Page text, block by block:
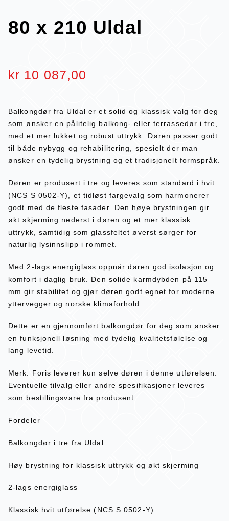
80 x 210 Uldal
kr 10 087,00
Balkongdør fra Uldal er et solid og klassisk valg for deg
som ønsker en pålitelig balkong- eller terrassedør i tre,
med et mer lukket og robust uttrykk. Døren passer godt
til både nybygg og rehabilitering, spesielt der man
ønsker en tydelig brystning og et tradisjonelt formspråk.
Døren er produsert i tre og leveres som standard i hvit
(NCS S 0502-Y), et tidløst fargevalg som harmonerer
godt med de fleste fasader. Den høye brystningen gir
økt skjerming nederst i døren og et mer klassisk
uttrykk, samtidig som glassfeltet øverst sørger for
naturlig lysinnslipp i rommet.
Med 2-lags energiglass oppnår døren god isolasjon og
komfort i daglig bruk. Den solide karmdybden på 115
mm gir stabilitet og gjør døren godt egnet for moderne
yttervegger og norske klimaforhold.
Dette er en gjennomført balkongdør for deg som ønsker
en funksjonell løsning med tydelig kvalitetsfølelse og
lang levetid.
Merk: Foris leverer kun selve døren i denne utførelsen.
Eventuelle tilvalg eller andre spesifikasjoner leveres
som bestillingsvare fra produsent.
Fordeler
Balkongdør i tre fra Uldal
Høy brystning for klassisk uttrykk og økt skjerming
2-lags energiglass
Klassisk hvit utførelse (NCS S 0502-Y)